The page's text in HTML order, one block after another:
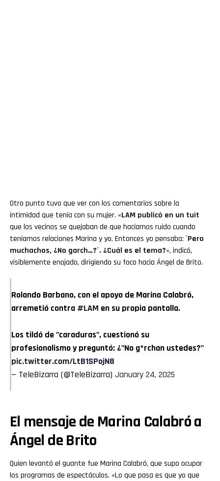
Otro punto tuvo que ver con los comentarios sobre la
intimidad que tenía con su mujer. «LAM publicó en un tuit
que los vecinos se quejaban de que hacíamos ruido cuando
teníamos relaciones Marina y yo. Entonces yo pensaba: ´Pero
muchachos, ¿No garch…?´. ¿Cuál es el tema?«, indicó,
visiblemente enojado, dirigiendo su foco hacia Ángel de Brito.
Rolando Barbano, con el apoyo de Marina Calabró,
arremetió contra #LAM en su propia pantalla.
Los tildó de "caraduras", cuestionó su
profesionalismo y preguntó: ¿"No g*rchan ustedes?"
pic.twitter.com/LtB1SPojN8
— TeleBizarra (@TeleBizarra) January 24, 2025
El mensaje de Marina Calabró a
Ángel de Brito
Quien levantó el guante fue Marina Calabró, que supo ocupar
los programas de espectáculos. «Lo que pasa es que yo que